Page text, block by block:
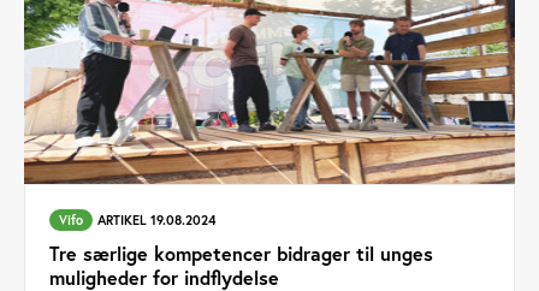
Vifo ARTIKEL 19.08.2024
Tre særlige kompetencer bidrager til unges
muligheder for indflydelse